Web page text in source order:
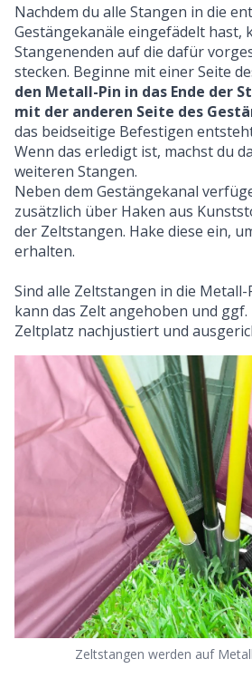
Nachdem du alle Stangen in die
Gestängekanäle eingefädelt hast,
Stangenenden auf die dafür
stecken. Beginne mit einer Seite
den Metall-Pin in das Ende der
mit der anderen Seite des
das beidseitige Befestigen
Wenn das erledigt ist, machst du
weiteren Stangen.
Neben dem Gestängekanal
zusätzlich über Haken aus
der Zeltstangen. Hake diese ein,
erhalten.
Sind alle Zeltstangen in die
kann das Zelt angehoben und ggf.
Zeltplatz nachjustiert und
Zeltstangen werden auf